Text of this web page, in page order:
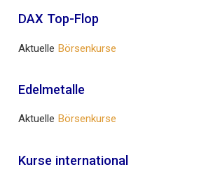
DAX Top-Flop
Aktuelle Börsenkurse
Edelmetalle
Aktuelle Börsenkurse
Kurse international